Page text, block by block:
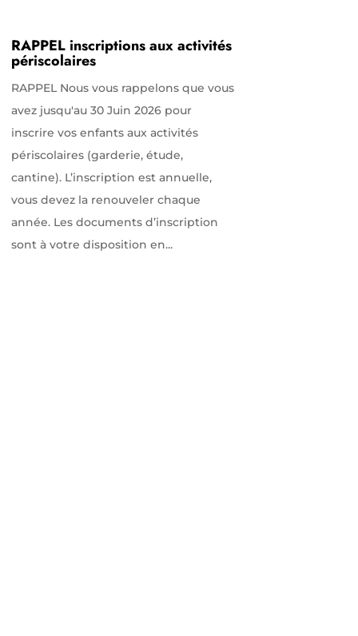
RAPPEL inscriptions aux activités
périscolaires
RAPPEL Nous vous rappelons que vous
avez jusqu'au 30 Juin 2026 pour
inscrire vos enfants aux activités
périscolaires (garderie, étude,
cantine). L’inscription est annuelle,
vous devez la renouveler chaque
année. Les documents d’inscription
sont à votre disposition en...